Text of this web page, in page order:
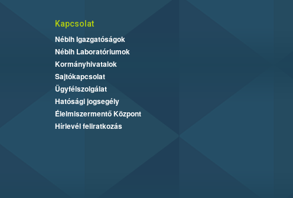
Kapcsolat
Nébih Igazgatóságok
Nébih Laboratóriumok
Kormányhivatalok
Sajtókapcsolat
Ügyfélszolgálat
Hatósági jogsegély
Élelmiszermentő Központ
Hírlevél feliratkozás